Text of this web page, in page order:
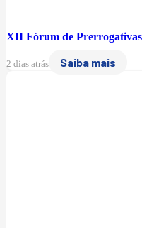
XII Fórum de Prerrogativas
2 dias atrás Saiba mais